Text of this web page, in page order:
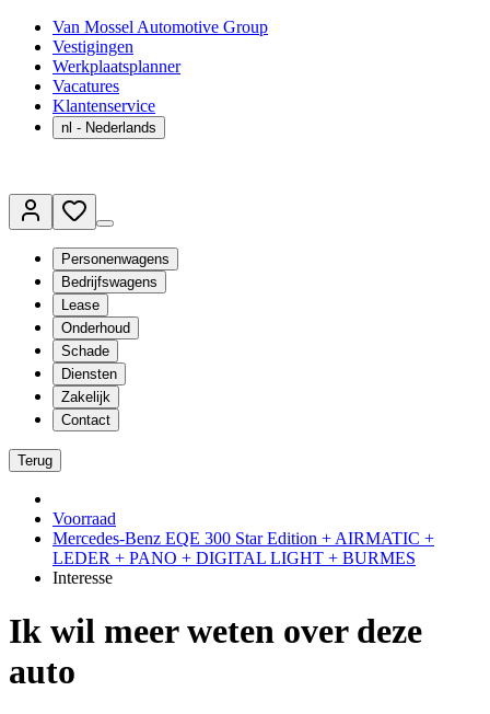
Van Mossel Automotive Group
Vestigingen
Werkplaatsplanner
Vacatures
Klantenservice
nl - Nederlands
Personenwagens
Bedrijfswagens
Lease
Onderhoud
Schade
Diensten
Zakelijk
Contact
Terug
Voorraad
Mercedes-Benz EQE 300 Star Edition + AIRMATIC +
LEDER + PANO + DIGITAL LIGHT + BURMES
Interesse
Ik wil meer weten over deze
auto